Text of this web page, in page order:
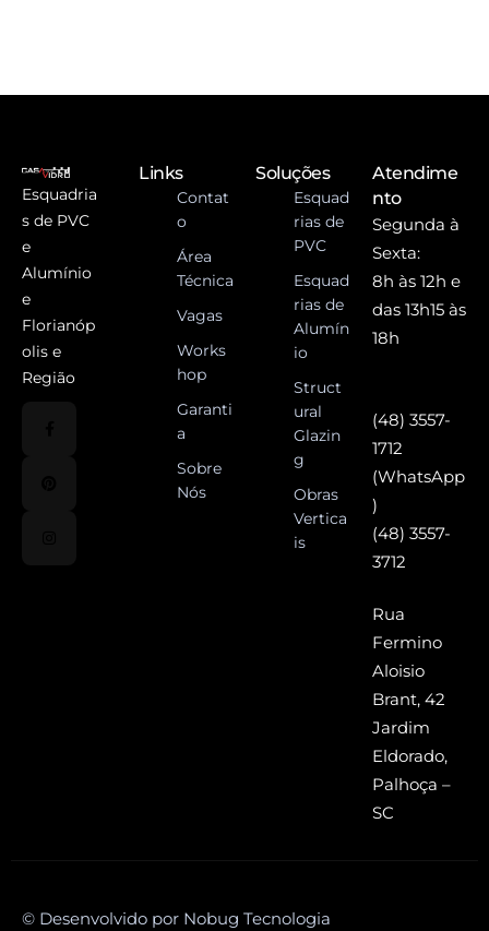
Esquadria
s de PVC
e
Alumínio
e
Florianóp
olis e
Região
Links
Contat
o
Área
Técnica
Vagas
Works
hop
Garanti
a
Sobre
Nós
Soluções
Esquad
rias de
PVC
Esquad
rias de
Alumín
io
Struct
ural
Glazin
g
Obras
Vertica
is
Atendime
nto
Segunda à
Sexta:
8h às 12h e
das 13h15 às
18h
(48) 3557-
1712
(WhatsApp
)
(48) 3557-
3712
Rua
Fermino
Aloisio
Brant, 42
Jardim
Eldorado,
Palhoça –
SC
© Desenvolvido por Nobug Tecnologia